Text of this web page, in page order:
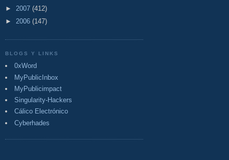
► 2007 (412)
► 2006 (147)
BLOGS Y LINKS
0xWord
MyPublicInbox
MyPublicimpact
Singularity-Hackers
Cálico Electrónico
Cyberhades